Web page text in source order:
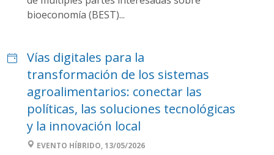
bioeconomía (BEST)...
Vías digitales para la
transformación de los sistemas
agroalimentarios: conectar las
políticas, las soluciones tecnológicas
y la innovación local
EVENTO HÍBRIDO, 13/05/2026